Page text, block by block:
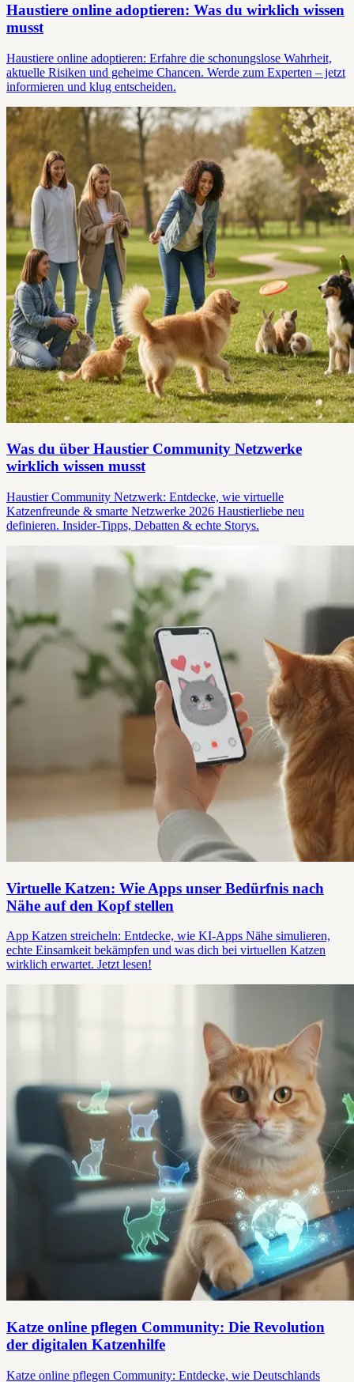
Haustiere online adoptieren: Was du wirklich wissen
musst
Haustiere online adoptieren: Erfahre die schonungslose Wahrheit,
aktuelle Risiken und geheime Chancen. Werde zum Experten – jetzt
informieren und klug entscheiden.
Was du über Haustier Community Netzwerke
wirklich wissen musst
Haustier Community Netzwerk: Entdecke, wie virtuelle
Katzenfreunde & smarte Netzwerke 2026 Haustierliebe neu
definieren. Insider-Tipps, Debatten & echte Storys.
Virtuelle Katzen: Wie Apps unser Bedürfnis nach
Nähe auf den Kopf stellen
App Katzen streicheln: Entdecke, wie KI-Apps Nähe simulieren,
echte Einsamkeit bekämpfen und was dich bei virtuellen Katzen
wirklich erwartet. Jetzt lesen!
Katze online pflegen Community: Die Revolution
der digitalen Katzenhilfe
Katze online pflegen Community: Entdecke, wie Deutschlands